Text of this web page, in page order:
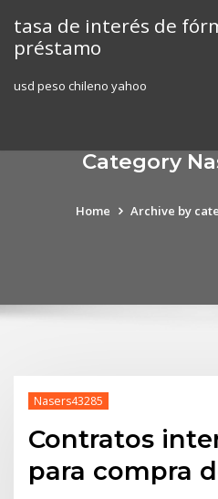
content
tasa de interés de
préstamo
usd peso chileno yahoo
Category
Home Archive by
Nasers43285
Contratos
para compra